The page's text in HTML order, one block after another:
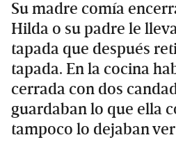
Su madre comía
Hilda o su padre le
tapada que después
tapada. En la cocina
cerrada con dos
guardaban lo que ella
tampoco lo dejaban ver